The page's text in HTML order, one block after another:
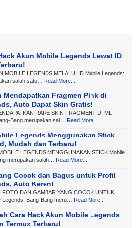
Akun Mobile Legends Lewat ID
MOBILE LEGENDS MELALUI ID Mobile Legends:
salah satu…
Read More...
Mendapatkan Fragmen Pink di
Auto Dapat Skin Gratis!
RARE SKIN FRAGMENT DI ML
Bang merupakan sal…
Read More...
Legends Menggunakan Stick
Mudah dan Terbaru!
LEGENDS MENGGUNAKAN STICK Mobile
merupakan salah… Read More...
Cocok dan Bagus untuk Profil
Auto Keren!
FOTO DAN GAMBAR YANG COCOK UNTUK
Legends: Bang-Bang meru…
Read More...
Cara Hack Akun Mobile Legends
Termux Terbaru!